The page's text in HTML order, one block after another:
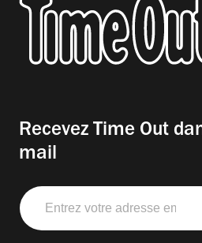
Recevez Time Out
mail
Entrez
votre
adresse